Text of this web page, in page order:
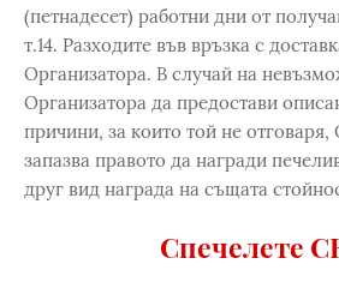
(петнадесет) работни дни от
т.14. Разходите във връзка с
Организатора. В случай на
Организатора да предостави
причини, за които той не отговаря,
запазва правото да награди
друг вид награда на същата
Спечелете